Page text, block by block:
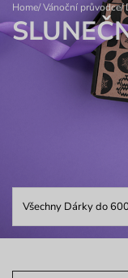
Home/Vánoční průvodce/
Všechny Dárky do